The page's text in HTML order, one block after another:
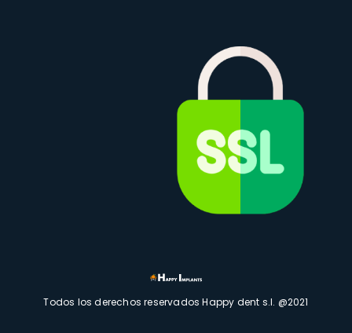
Todos los derechos reservados Happy dent s.l. @2021